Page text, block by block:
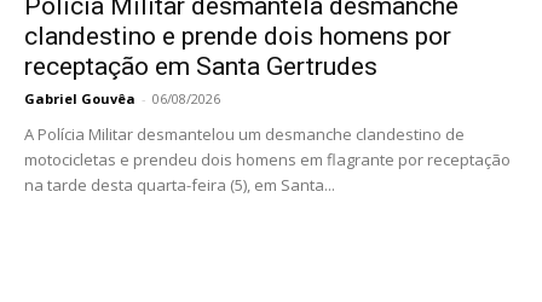
clandestino e prende dois homens por
receptação em Santa Gertrudes
Gabriel Gouvêa - 06/08/2026
A Polícia Militar desmantelou um desmanche clandestino de
motocicletas e prendeu dois homens em flagrante por receptação
na tarde desta quarta-feira (5), em Santa...